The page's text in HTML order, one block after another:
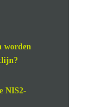
van de
worden
aan de richtlijn,
NIS2-